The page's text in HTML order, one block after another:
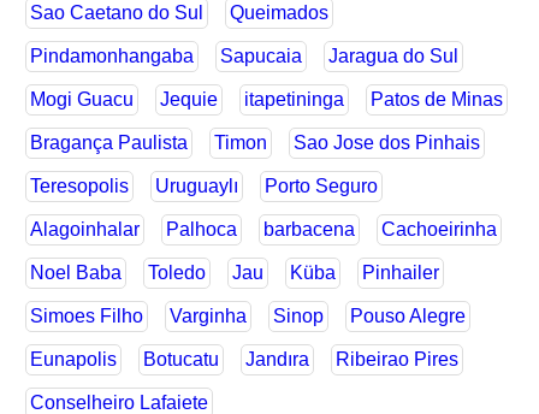
Sao Caetano do Sul Queimados
Pindamonhangaba Sapucaia Jaragua do Sul
Mogi Guacu Jequie itapetininga Patos de Minas
Bragança Paulista Timon Sao Jose dos Pinhais
Teresopolis Uruguaylı Porto Seguro
Alagoinhalar Palhoca barbacena Cachoeirinha
Noel Baba Toledo Jau Küba Pinhailer
Simoes Filho Varginha Sinop Pouso Alegre
Eunapolis Botucatu Jandıra Ribeirao Pires
Conselheiro Lafaiete